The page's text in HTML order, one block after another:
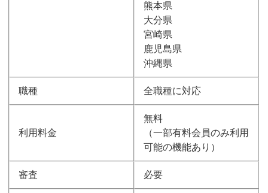
熊本県
大分県
宮崎県
鹿児島県
沖縄県
職種 全職種に対応
利用料金
無料
（一部有料会員のみ利用
可能の機能あり）
審査 必要